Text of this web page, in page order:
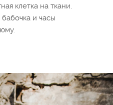
клетка на ткани.
и часы